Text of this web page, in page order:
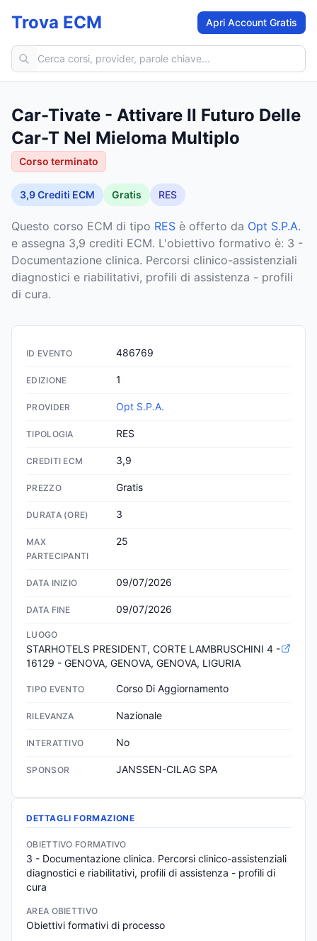
Trova ECM Apri Account Gratis
Cerca corsi ECM
Car-Tivate - Attivare Il Futuro Delle
Car-T Nel Mieloma Multiplo
Corso terminato
3,9Crediti ECM Gratis RES
Questo corso ECM di tipo RES è offerto da Opt S.P.A.
e assegna 3,9 crediti ECM. L'obiettivo formativo è: 3 -
Documentazione clinica. Percorsi clinico-assistenziali
diagnostici e riabilitativi, profili di assistenza - profili
di cura.
ID EVENTO 486769
EDIZIONE 1
PROVIDER Opt S.P.A.
TIPOLOGIA RES
CREDITI ECM 3,9
PREZZO Gratis
DURATA (ORE) 3
MAX
PARTECIPANTI
25
DATA INIZIO 09/07/2026
DATA FINE 09/07/2026
LUOGO
STARHOTELS PRESIDENT, CORTE LAMBRUSCHINI 4 -
16129 - GENOVA, GENOVA, GENOVA, LIGURIA
TIPO EVENTO Corso Di Aggiornamento
RILEVANZA Nazionale
INTERATTIVO No
SPONSOR JANSSEN-CILAG SPA
DETTAGLI FORMAZIONE
OBIETTIVO FORMATIVO
3 - Documentazione clinica. Percorsi clinico-assistenziali
diagnostici e riabilitativi, profili di assistenza - profili di
cura
AREA OBIETTIVO
Obiettivi formativi di processo